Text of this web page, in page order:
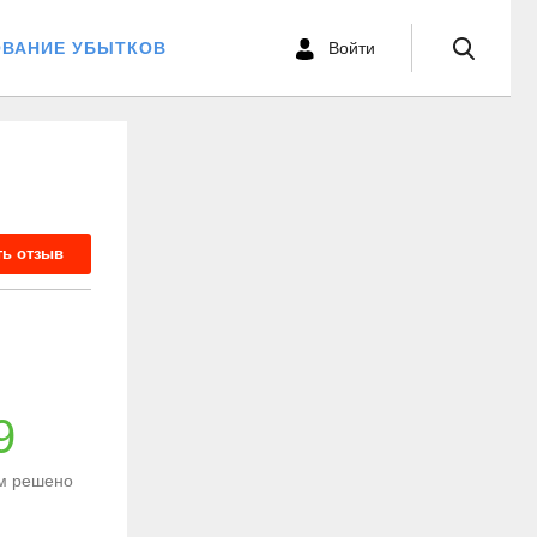
УБЫТКОВ Войти
отзыв
решено